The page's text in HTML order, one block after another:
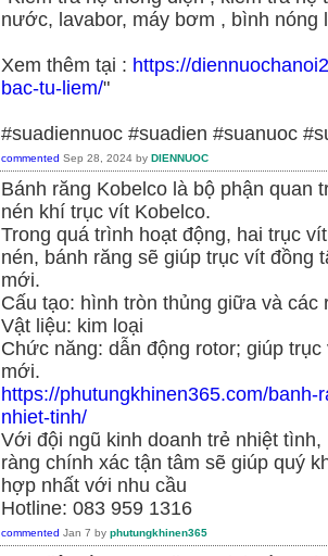
nước, lavabor, máy bơm , bình nóng
Xem thêm tại : https://
bac-tu-liem/"
#suadiennuoc #suadien #suanuoc
commented Sep 28, 2024 by DIENNUOC
Bánh răng Kobelco là bộ phận quan
nén khí trục vít Kobelco.
Trong quá trình hoạt động, hai trục
nén, bánh răng sẽ giúp trục vít đồng
mới.
Cấu tạo: hình tròn thủng giữa và các
Vật liệu: kim loại
Chức năng: dẫn động rotor; giúp
mới.
https://phutungkhinen365.com/
nhiet-tinh/
Với đội ngũ kinh doanh trẻ nhiệt
ràng chính xác tận tâm sẽ giúp quý
hợp nhất với nhu cầu
Hotline: 083 959 1316
commented Jan 7 by phutungkhinen365